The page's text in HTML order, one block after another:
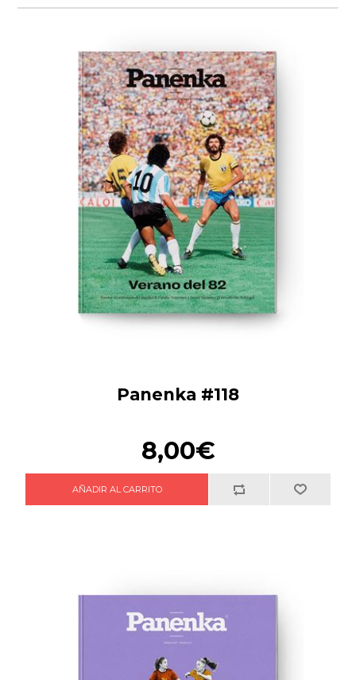
Panenka #118
8,00€